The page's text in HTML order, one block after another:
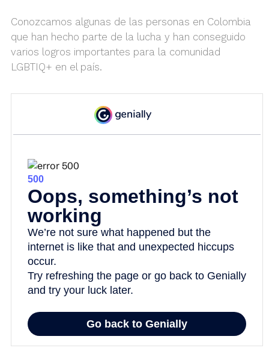
Conozcamos algunas de las personas en Colombia
que han hecho parte de la lucha y han conseguido
varios logros importantes para la comunidad
LGBTIQ+ en el país.